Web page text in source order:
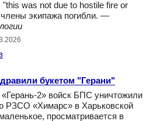
was not due to hostile fire or
экипажа погибли. —
букетом "Герани"
2» войск БПС уничтожили
РЗСО «Химарс» в Харьковской
просматривается в